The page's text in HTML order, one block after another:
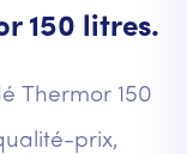
150 litres.
Thermor 150
prix,